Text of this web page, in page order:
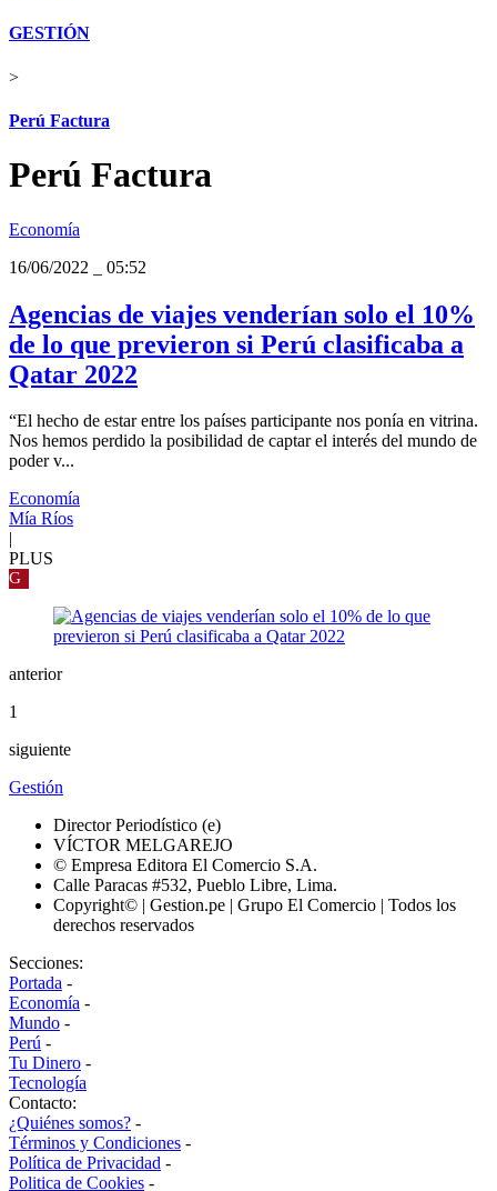
GESTIÓN
>
Perú Factura
Perú Factura
Economía
16/06/2022
05:52
Agencias de viajes venderían solo el 10%
de lo que previeron si Perú clasificaba a
Qatar 2022
“El hecho de estar entre los países participante nos ponía en vitrina.
Nos hemos perdido la posibilidad de captar el interés del mundo de
poder v...
Economía
Mía Ríos
PLUS
G
anterior
1
siguiente
Gestión
Director Periodístico (e)
VÍCTOR MELGAREJO
© Empresa Editora El Comercio S.A.
Calle Paracas #532, Pueblo Libre, Lima.
Copyright© | Gestion.pe | Grupo El Comercio | Todos los
derechos reservados
Secciones:
Portada -
Economía -
Mundo -
Perú -
Tu Dinero -
Tecnología
Contacto:
¿Quiénes somos? -
Términos y Condiciones -
Política de Privacidad -
Politica de Cookies -